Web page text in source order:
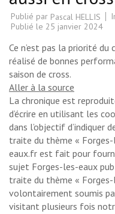
Publié par Pascal HELLIS
Publié le 25 janvier 2024
Ce n’est pas la priorité
réalisé de bonnes
saison de cross.
Aller à la source
La chronique est
d’écrire en utilisant les
dans l’objectif d’indiquer
traite du thème «
eaux.fr est fait pour
sujet Forges-les-eaux
traite du thème «
volontairement soumis
visitant plusieurs fois